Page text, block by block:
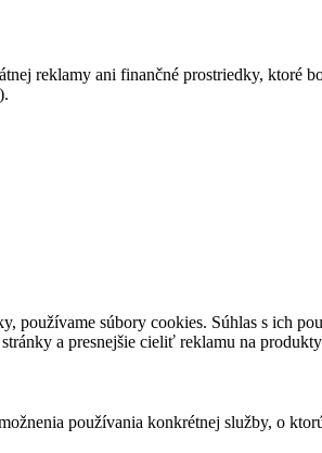
reklamy ani finančné prostriedky, ktoré
súbory cookies. Súhlas s ich
a presnejšie cieliť reklamu na
používania konkrétnej služby, o